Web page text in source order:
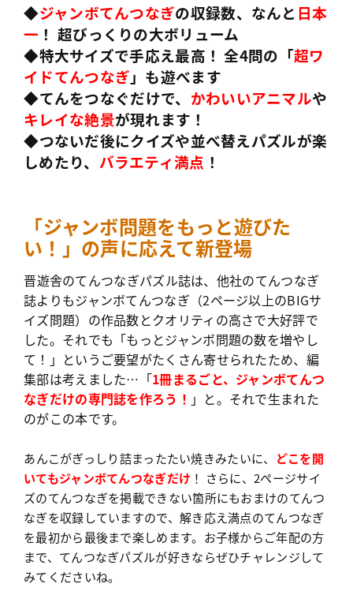
◆ジャンボてんつなぎの収録数、なんと 日本
一 ！ 超びっくりの大ボリューム
◆特大サイズで手応え最高！ 全4問の「超ワ
イドてんつなぎ」も遊べます
◆てんをつなぐだけで、 かわいいアニマルや
キレイな絶景が現れます！
◆つないだ後にクイズや並べ替えパズルが楽
しめたり、 バラエティ満点 ！
「ジャンボ問題をもっと遊びた
い！」の声に応えて新登場
晋遊舎のてんつなぎパズル誌は、他社のてんつなぎ
誌よりもジャンボてんつなぎ（2ページ以上のBIGサ
イズ問題）の作品数とクオリティの高さで大好評で
した。それでも「もっとジャンボ問題の数を増やし
て！」というご要望がたくさん寄せられたため、編
集部は考えました…「1冊まるごと、ジャンボてんつ
なぎだけの専門誌を作ろう！ 」と。それで生まれた
のがこの本です。
あんこがぎっしり詰まったたい焼きみたいに、
どこを開
いてもジャンボてんつなぎだけ ！ さらに、2ページサイ
ズのてんつなぎを掲載できない箇所にもおまけのてんつ
なぎを収録していますので、解き応え満点のてんつなぎ
を最初から最後まで楽しめます。お子様からご年配の方
まで、てんつなぎパズルが好きならぜひチャレンジして
みてくださいね。